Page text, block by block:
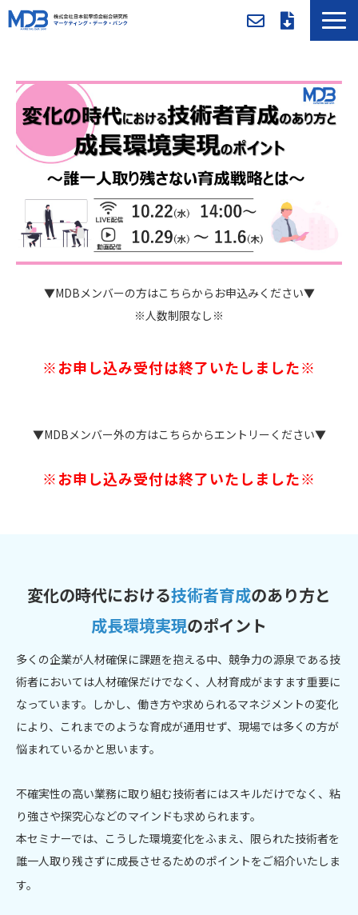
導入事例／課題別活用法
入会方法・料金
セミナー/イベント
お役立ち資料
新着情報
メンバー専用ページ
▼MDBメンバーの方はこちらからお申込みください▼
※人数制限なし※
※お申し込み受付は終了いたしました※
▼MDBメンバー外の方はこちらからエントリーください▼
※お申し込み受付は終了いたしました※
変化の時代における技術者育成のあり方と
成長環境実現のポイント
多くの企業が人材確保に課題を抱える中、競争力の源泉である技
術者においては人材確保だけでなく、人材育成がますます重要に
なっています。しかし、働き方や求められるマネジメントの変化
により、これまでのような育成が通用せず、現場では多くの方が
悩まれているかと思います。
不確実性の高い業務に取り組む技術者にはスキルだけでなく、粘
り強さや探究心などのマインドも求められます。
本セミナーでは、こうした環境変化をふまえ、限られた技術者を
誰一人取り残さずに成長させるためのポイントをご紹介いたしま
す。